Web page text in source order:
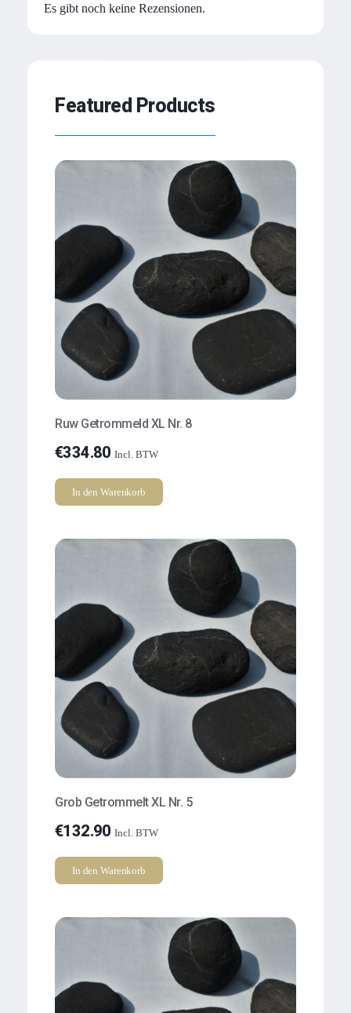
Es gibt noch keine Rezensionen.
Featured Products
Ruw Getrommeld XL Nr. 8
€334.80 Incl. BTW
In den Warenkorb
Grob Getrommelt XL Nr. 5
€132.90 Incl. BTW
In den Warenkorb